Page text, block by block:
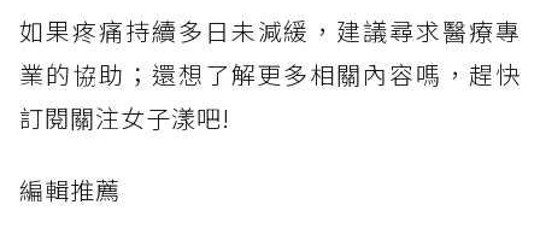
如果疼痛持續多日未減緩，建議尋求醫療專
業的協助；還想了解更多相關內容嗎，趕快
訂閱關注女子漾吧!
編輯推薦